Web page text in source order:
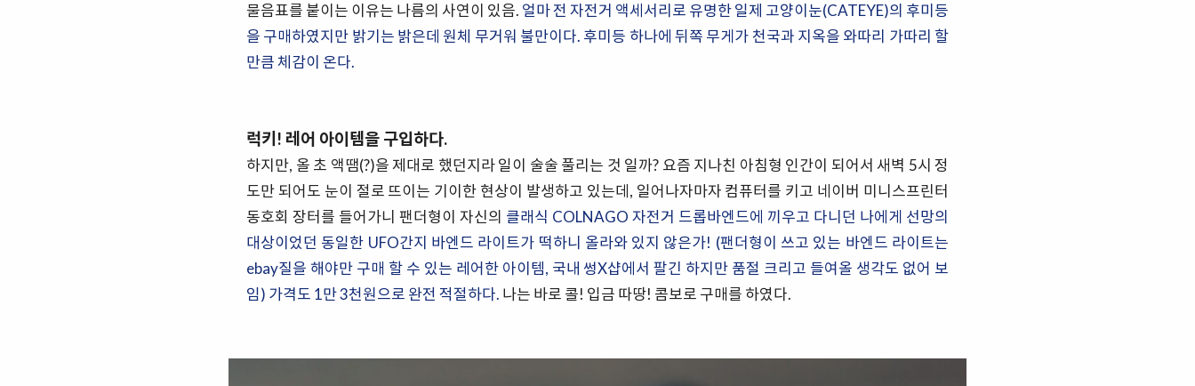
물음표를 붙이는 이유는 나름의 사연이 있음. 얼마 전 자전거 액세서리로 유명한 일제 고양이눈(CATEYE)의 후미등
을 구매하였지만 밝기는 밝은데 원체 무거워 불만이다. 후미등 하나에 뒤쪽 무게가 천국과 지옥을 와따리 가따리 할
만큼 체감이 온다.
럭키! 레어 아이템을 구입하다.
하지만, 올 초 액땜(?)을 제대로 했던지라 일이 술술 풀리는 것 일까? 요즘 지나친 아침형 인간이 되어서 새벽 5시 정
도만 되어도 눈이 절로 뜨이는 기이한 현상이 발생하고 있는데, 일어나자마자 컴퓨터를 키고 네이버 미니스프린터
동호회 장터를 들어가니 팬더형이 자신의 클래식 COLNAGO 자전거 드롭바엔드에 끼우고 다니던 나에게 선망의
대상이었던 동일한 UFO간지 바엔드 라이트가 떡하니 올라와 있지 않은가! (팬더형이 쓰고 있는 바엔드 라이트는
ebay질을 해야만 구매 할 수 있는 레어한 아이템, 국내 썽X샵에서 팔긴 하지만 품절 크리고 들여올 생각도 없어 보
임) 가격도 1만 3천원으로 완전 적절하다. 나는 바로 콜! 입금 따땅! 콤보로 구매를 하였다.